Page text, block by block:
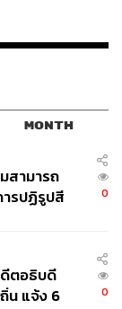
MONTH
สามารถ
ารปฏิรูปสี
0
ดีตอธิบดี
น แจ้ง 6
0